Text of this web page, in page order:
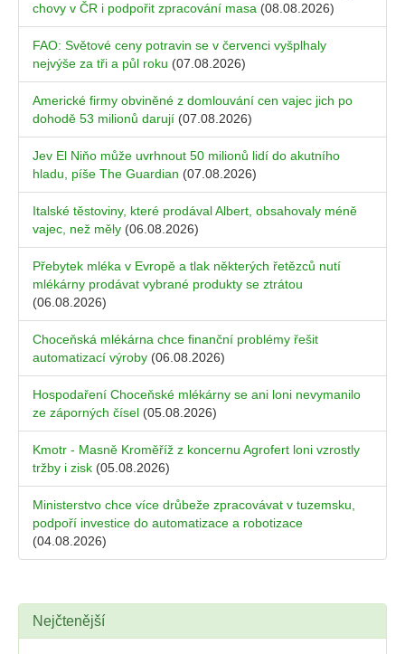
chovy v ČR i podpořit zpracování masa (08.08.2026)
FAO: Světové ceny potravin se v červenci vyšplhaly
nejvýše za tři a půl roku (07.08.2026)
Americké firmy obviněné z domlouvání cen vajec jich po
dohodě 53 milionů darují (07.08.2026)
Jev El Niňo může uvrhnout 50 milionů lidí do akutního
hladu, píše The Guardian (07.08.2026)
Italské těstoviny, které prodával Albert, obsahovaly méně
vajec, než měly (06.08.2026)
Přebytek mléka v Evropě a tlak některých řetězců nutí
mlékárny prodávat vybrané produkty se ztrátou
(06.08.2026)
Choceňská mlékárna chce finanční problémy řešit
automatizací výroby (06.08.2026)
Hospodaření Choceňské mlékárny se ani loni nevymanilo
ze záporných čísel (05.08.2026)
Kmotr - Masně Kroměříž z koncernu Agrofert loni vzrostly
tržby i zisk (05.08.2026)
Ministerstvo chce více drůbeže zpracovávat v tuzemsku,
podpoří investice do automatizace a robotizace
(04.08.2026)
Nejčtenější